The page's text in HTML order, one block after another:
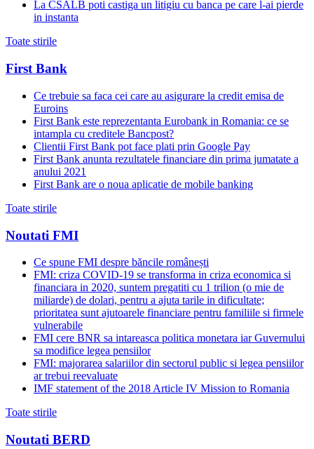
La CSALB poti castiga un litigiu cu banca pe care l-ai pierde
in instanta
Toate stirile
First Bank
Ce trebuie sa faca cei care au asigurare la credit emisa de
Euroins
First Bank este reprezentanta Eurobank in Romania: ce se
intampla cu creditele Bancpost?
Clientii First Bank pot face plati prin Google Pay
First Bank anunta rezultatele financiare din prima jumatate a
anului 2021
First Bank are o noua aplicatie de mobile banking
Toate stirile
Noutati FMI
Ce spune FMI despre băncile românești
FMI: criza COVID-19 se transforma in criza economica si
financiara in 2020, suntem pregatiti cu 1 trilion (o mie de
miliarde) de dolari, pentru a ajuta tarile in dificultate;
prioritatea sunt ajutoarele financiare pentru familiile si firmele
vulnerabile
FMI cere BNR sa intareasca politica monetara iar Guvernului
sa modifice legea pensiilor
FMI: majorarea salariilor din sectorul public si legea pensiilor
ar trebui reevaluate
IMF statement of the 2018 Article IV Mission to Romania
Toate stirile
Noutati BERD